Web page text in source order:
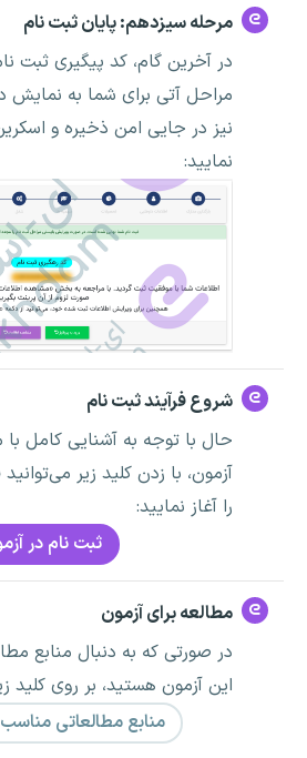
مرحله سیزدهم: پایان ثبت نام
در آخرین گام، کد پیگیری ثبت
مراحل آتی برای شما به نمایش
نیز در جایی امن ذخیره و
نمایید:
شروع فرآیند ثبت نام
حال با توجه به آشنایی کامل
آزمون، با زدن کلید زیر
را آغاز نمایید:
ثبت نام در
مطالعه برای آزمون
در صورتی که به دنبال منابع
این آزمون هستید، بر روی کلید
منابع مطالعاتی